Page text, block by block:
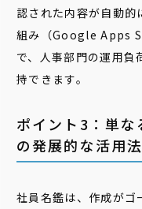
認された内容が自動
組み（Google Apps
で、人事部門の運用負
持できます。
ポイント3：単な
の発展的な活用法
社員名鑑は、作成がゴ